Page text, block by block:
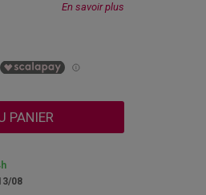
En savoir plus
PANIER
08